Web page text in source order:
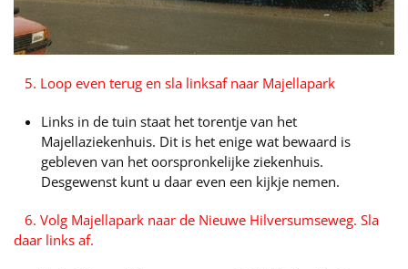
5. Loop even terug en sla linksaf naar Majellapark
Links in de tuin staat het torentje van het
Majellaziekenhuis. Dit is het enige wat bewaard is
gebleven van het oorspronkelijke ziekenhuis.
Desgewenst kunt u daar even een kijkje nemen.
6. Volg Majellapark naar de Nieuwe Hilversumseweg. Sla
daar links af.